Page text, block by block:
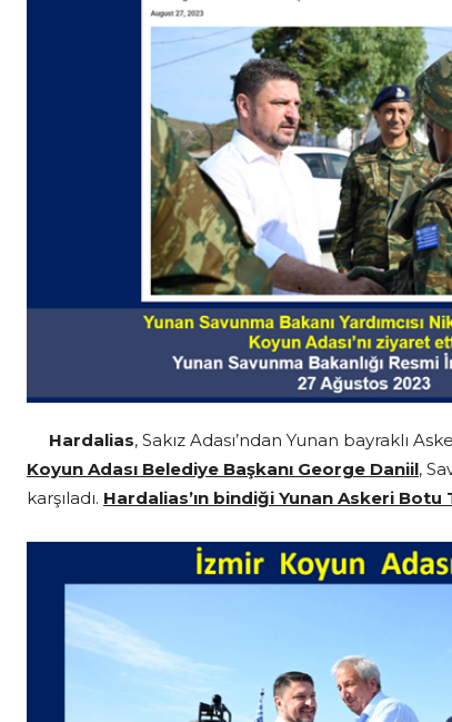
Hardalias, Sakız Adası’ndan Yunan bayraklı
Koyun Adası Belediye Başkanı George Daniil,
karşıladı. Hardalias’ın bindiği Yunan Askeri Botu